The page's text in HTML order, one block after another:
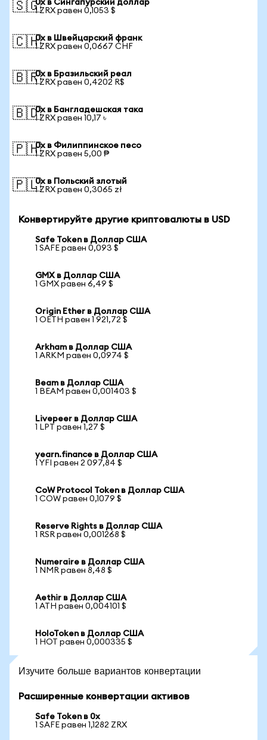
🇸🇬0x в Сингапурский доллар
1 ZRX равен 0,1053 $
🇨🇭0x в Швейцарский франк
1 ZRX равен 0,0667 CHF
🇧🇷0x в Бразильский реал
1 ZRX равен 0,4202 R$
🇧🇩0x в Бангладешская така
1 ZRX равен 10,17 ৳
🇵🇭0x в Филиппинское песо
1 ZRX равен 5,00 ₱
🇵🇱0x в Польский злотый
1 ZRX равен 0,3065 zł
Конвертируйте другие криптовалюты в USD
Safe Token в Доллар США
1 SAFE равен 0,093 $
GMX в Доллар США
1 GMX равен 6,49 $
Origin Ether в Доллар США
1 OETH равен 1 921,72 $
Arkham в Доллар США
1 ARKM равен 0,0974 $
Beam в Доллар США
1 BEAM равен 0,001403 $
Livepeer в Доллар США
1 LPT равен 1,27 $
yearn.finance в Доллар США
1 YFI равен 2 097,84 $
CoW Protocol Token в Доллар США
1 COW равен 0,1079 $
Reserve Rights в Доллар США
1 RSR равен 0,001268 $
Numeraire в Доллар США
1 NMR равен 8,48 $
Aethir в Доллар США
1 ATH равен 0,004101 $
HoloToken в Доллар США
1 HOT равен 0,000335 $
Изучите больше вариантов конвертации
Расширенные конвертации активов
Safe Token в 0x
1 SAFE равен 1,1282 ZRX